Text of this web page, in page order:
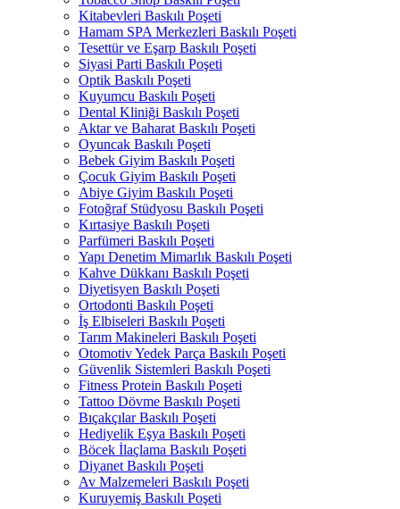
Kitabevleri Baskılı Poşeti
Hamam SPA Merkezleri Baskılı Poşeti
Tesettür ve Eşarp Baskılı Poşeti
Siyasi Parti Baskılı Poşeti
Optik Baskılı Poşeti
Kuyumcu Baskılı Poşeti
Dental Kliniği Baskılı Poşeti
Aktar ve Baharat Baskılı Poşeti
Oyuncak Baskılı Poşeti
Bebek Giyim Baskılı Poşeti
Çocuk Giyim Baskılı Poşeti
Abiye Giyim Baskılı Poşeti
Fotoğraf Stüdyosu Baskılı Poşeti
Kırtasiye Baskılı Poşeti
Parfümeri Baskılı Poşeti
Yapı Denetim Mimarlık Baskılı Poşeti
Kahve Dükkanı Baskılı Poşeti
Diyetisyen Baskılı Poşeti
Ortodonti Baskılı Poşeti
İş Elbiseleri Baskılı Poşeti
Tarım Makineleri Baskılı Poşeti
Otomotiv Yedek Parça Baskılı Poşeti
Güvenlik Sistemleri Baskılı Poşeti
Fitness Protein Baskılı Poşeti
Tattoo Dövme Baskılı Poşeti
Bıçakçılar Baskılı Poşeti
Hediyelik Eşya Baskılı Poşeti
Böcek İlaçlama Baskılı Poşeti
Diyanet Baskılı Poşeti
Av Malzemeleri Baskılı Poşeti
Kuruyemiş Baskılı Poşeti